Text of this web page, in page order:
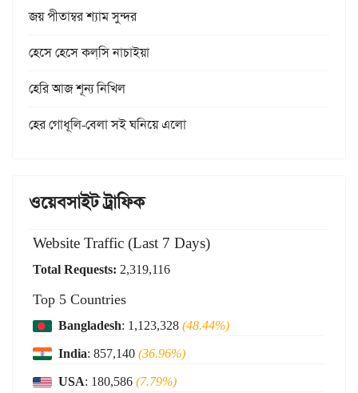
জয় পীতাম্বর শ্যাম সুন্দর
হেসে হেসে কল্‌সি নাচাইয়া
হেরি আজ শূন্য নিখিল
হের গোধূলি-বেলা সই ঘনিয়ে এলো
ওয়েবসাইট ট্রাফিক
Website Traffic (Last 7 Days)
Total Requests: 2,319,116
Top 5 Countries
Bangladesh: 1,123,328(48.44%)
India: 857,140(36.96%)
USA: 180,586(7.79%)